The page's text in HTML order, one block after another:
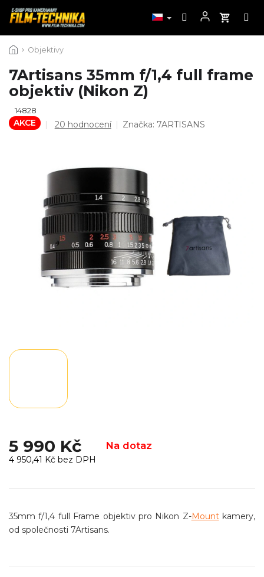
na
Objektivy
7Artisans 35mm f/1,4 full frame
objektiv (Nikon Z)
14828
AKCE
Průměrné
4,4
hvězdiček.
20 hodnocení Značka: 7ARTISANS
5 990 Kč Na dotaz
4 950,41 Kč bez DPH
cena:
35mm f/1,4 full Frame objektiv pro Nikon Z-Mountkamery,
od společnosti 7Artisans.